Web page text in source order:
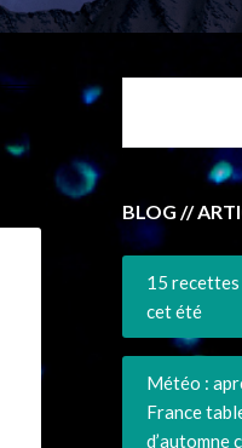
BLOG //
15
cet été
Météo :
France
d’automne